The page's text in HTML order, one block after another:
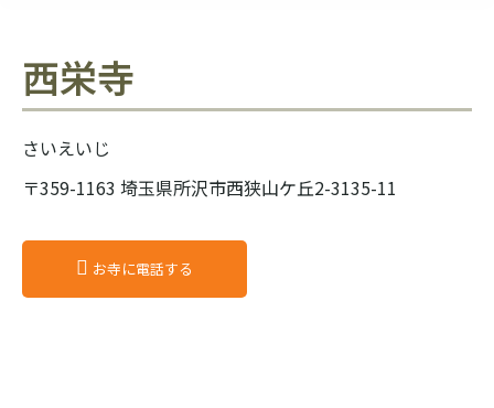
西栄寺
さいえいじ
〒359-1163 埼玉県所沢市西狭山ケ丘2-3135-11
お寺に電話する